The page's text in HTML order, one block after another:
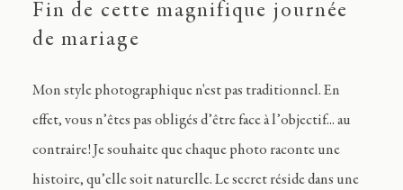
Fin de cette magnifique journée
de mariage
Mon style photographique n'est pas traditionnel. En
effet, vous n’êtes pas obligés d’être face à l’objectif... au
contraire! Je souhaite que chaque photo raconte une
histoire, qu’elle soit naturelle. Le secret réside dans une